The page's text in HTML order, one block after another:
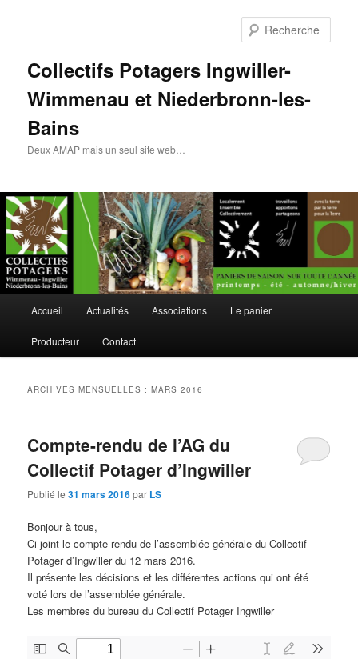
Collectifs Potagers Ingwiller-
Wimmenau et Niederbronn-les-
Bains
Deux AMAP mais un seul site web…
Aller
au
Aller
au
Accueil Actualités Associations Le panier
Producteur Contact
ARCHIVES MENSUELLES :MARS 2016
Compte-rendu de l’AG du
Collectif Potager d’Ingwiller
Publié le31 mars 2016par LS
Bonjour à tous,
Ci-joint le compte rendu de l’assemblée générale du Collectif
Potager d’Ingwiller du 12 mars 2016.
Il présente les décisions et les différentes actions qui ont été
voté lors de l’assemblée générale.
Les membres du bureau du Collectif Potager Ingwiller